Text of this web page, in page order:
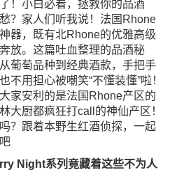
！小白必看，拯救你的品酒
？家人们听我说！法国Rhone
器，既有北Rhone的优雅高级
放。这篇吐血整理的品酒秘
葡萄品种到经典酒款，手把手
不用担心被嘲笑“不懂装懂”啦！
家安利的是法国Rhone产区的
大厨都疯狂打call的神仙产区！
？跟着本野生红酒侦探，一起
Night系列竟藏着这些不为人